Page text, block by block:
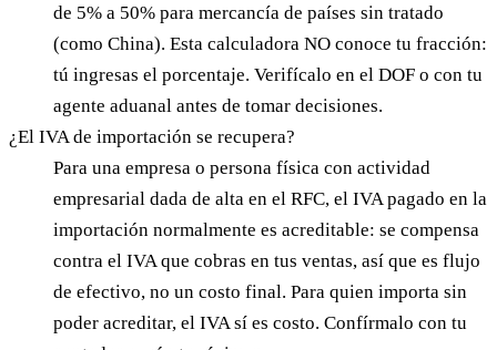
de 5% a 50% para mercancía de países sin tratado
(como China). Esta calculadora NO conoce tu fracción:
tú ingresas el porcentaje. Verifícalo en el DOF o con tu
agente aduanal antes de tomar decisiones.
¿El IVA de importación se recupera?
Para una empresa o persona física con actividad
empresarial dada de alta en el RFC, el IVA pagado en la
importación normalmente es acreditable: se compensa
contra el IVA que cobras en tus ventas, así que es flujo
de efectivo, no un costo final. Para quien importa sin
poder acreditar, el IVA sí es costo. Confírmalo con tu